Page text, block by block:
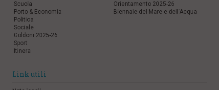
Scuola
Porto & Economia
Politica
Sociale
Goldoni 2025-26
Sport
Itinera
Orientamento 2025-26
Biennale del Mare e dell'Acqua
Link utili